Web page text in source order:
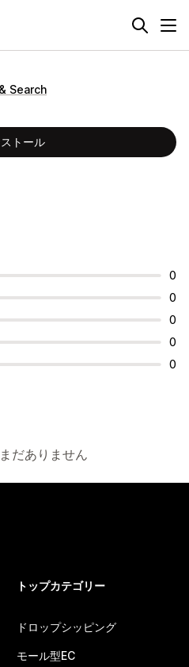
Search
トール
0
0
0
0
0
だありません
トップカテゴリー
ドロップシッピング
モール型EC